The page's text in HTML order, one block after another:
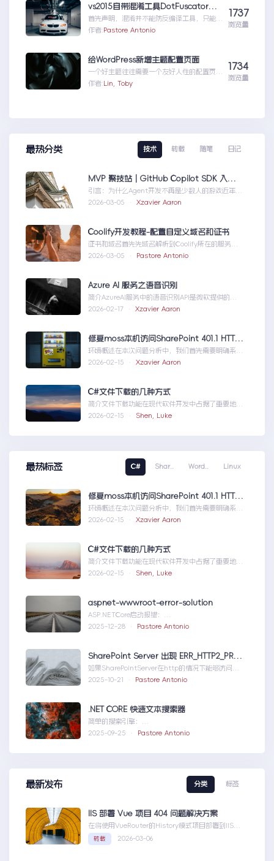
wordpress
vs2015自带混淆工具DotFuscator使用方法（超简单）
首先声明，混淆并不能防反编译工具，只能增
加反编译出来的代码阅读难度（把方法和变量
作者:Pastore Antonio
1737
浏览量
给WordPress新增主题配置页面
一个好主题往往需要一个友好人性的配置页
面，那怎么做呢？请听我细细道来。
作者: Lin, Toby
1734
浏览量
最热分类 技术 转载 随笔 日记
MVP 聚技站｜GitHub Copilot SDK 入门：五分钟构建你的第一个 AI Agent
引言：为什么Agent开发不再是少数人的游戏近年
来，随着人工智能技术的快速发展，AIAgen...MVP
2026-03-05 · Xzavier Aaron
Coolify开发教程-配置自定义域名和证书
证书和域名首先先域名解析到Coolify所在的服务
器，然后获取你的证书NGINX版本的，这里就不
2026-03-05 · Pastore Antonio
Azure AI 服务之语音识别
简介AzureAI服务中的语音识别API是微软提供的一
项先进技术，旨在帮助开发者轻松实现语...AzureAI
2026-02-17 · Xzavier Aaron
修复moss本机访问SharePoint 401.1 HTTP错误
环境概述在本次问题分析中，我们首先需要明确系统
的运行环境。了解环境配置不仅能帮助我们定位问
2026-02-15 · Xzavier Aaron
C#文件下载的几种方式
简介文件下载功能在现代软件开发中占据了重要地
位，无论是为用户提供资源、分发文档，还是实现数
2026-02-15 · Shen, Luke
最热标签 C# Shar.. Word.. Linux
修复moss本机访问SharePoint 401.1 HTTP错误
环境概述在本次问题分析中，我们首先需要明确系统
的运行环境。了解环境配置不仅能帮助我们定位问
2026-02-15 · Xzavier Aaron
C#文件下载的几种方式
简介文件下载功能在现代软件开发中占据了重要地
位，无论是为用户提供资源、分发文档，还是实现数
2026-02-15 · Shen, Luke
aspnet-wwwroot-error-solution
ASP.NETCore启动报错：
DirectoryNotFoundExceptionwwwroo...aspnet-
2025-12-28 · Pastore Antonio
SharePoint Server 出现 ERR_HTTP2_PROTOCOL_ERROR
如果SharePointServer在http的情况下能够访问，
但是在https下不能访问报错如...SharePointServer
2025-10-21 · Pastore Antonio
.NET CORE 快速文本搜索器
简单的搜索引擎：
usingSystem;usingSystem.Collections.Gen....N
2025-09-25 · Pastore Antonio
最新发布 分类 标签
IIS 部署 Vue 项目 404 问题解决方案
在将使用VueRouter的History模式项目部署到IIS
时，可能会遇到刷新页面或...IIS部署Vue项目404问
题解决方案
转载 2026-03-06